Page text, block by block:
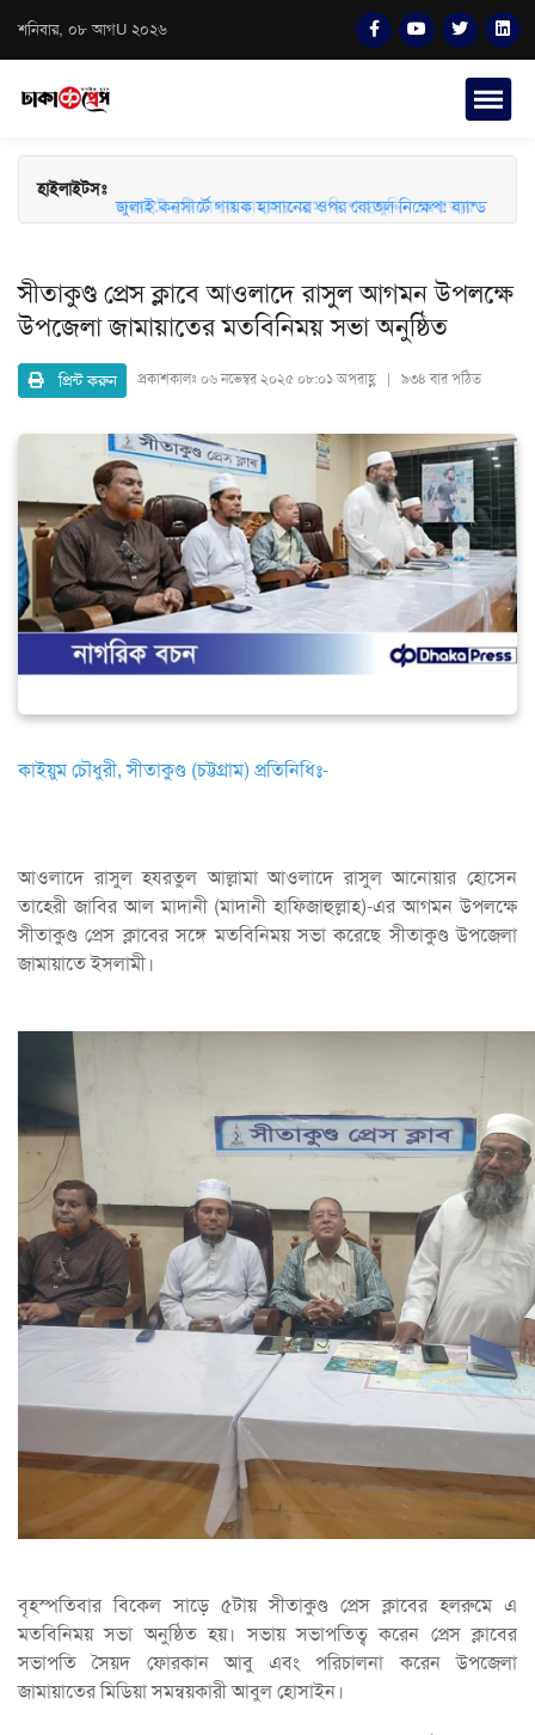
শনিবার, ০৮ আগU ২০২৬
হাইলাইটসঃ
সীতাকুণ্ড প্রেস ক্লাবে আওলাদে রাসুল আগমন উপলক্ষে
উপজেলা জামায়াতের মতবিনিময় সভা অনুষ্ঠিত
প্রিন্ট করুন প্রকাশকালঃ ০৬ নভেম্বর ২০২৫ ০৮:০১ অপরাহ্ণ | ৯৩৪ বার পঠিত
কাইয়ুম চৌধুরী, সীতাকুণ্ড (চট্টগ্রাম) প্রতিনিধিঃ-
আওলাদে রাসুল হযরতুল আল্লামা আওলাদে রাসুল আনোয়ার হোসেন
তাহেরী জাবির আল মাদানী (মাদানী হাফিজাহুল্লাহ)-এর আগমন উপলক্ষে
সীতাকুণ্ড প্রেস ক্লাবের সঙ্গে মতবিনিময় সভা করেছে সীতাকুণ্ড উপজেলা
জামায়াতে ইসলামী।
বৃহস্পতিবার বিকেল সাড়ে ৫টায় সীতাকুণ্ড প্রেস ক্লাবের হলরুমে এ
মতবিনিময় সভা অনুষ্ঠিত হয়। সভায় সভাপতিত্ব করেন প্রেস ক্লাবের
সভাপতি সৈয়দ ফোরকান আবু এবং পরিচালনা করেন উপজেলা
জামায়াতের মিডিয়া সমন্বয়কারী আবুল হোসাইন।